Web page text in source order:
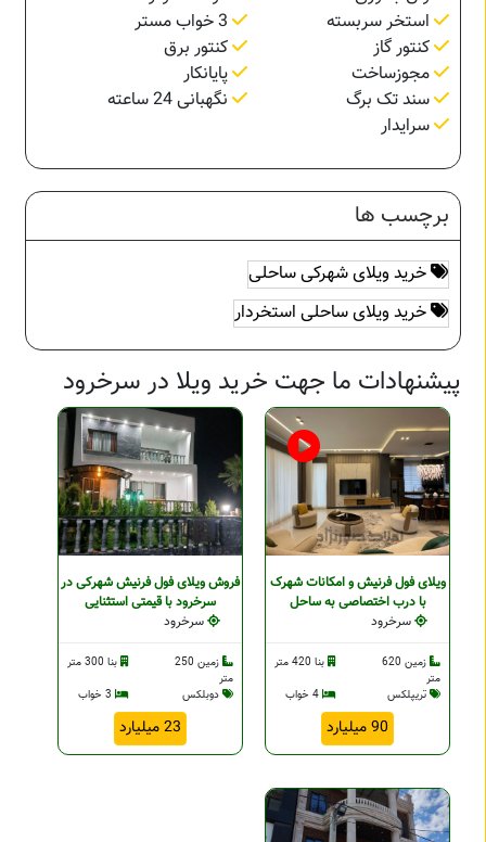
استخر سربسته
کنتور گاز
کنتور برق
مجوزساخت
پایانکار
سند تک برگ
نگهبانی 24 ساعته
سرایدار
برچسب ها
خرید ویلای شهرکی ساحلی
خرید ویلای ساحلی استخردار
پیشنهادات ما جهت خرید ویلا در سرخرود
ویلای فول فرنیش و امکانات شهرک
با درب اختصاصی به ساحل
سرخرود
زمین 620
متر
بنا 420 متر
تریپلکس
4 خواب
90 میلیارد
فروش ویلای فول فرنیش شهرکی در
سرخرود با قیمتی استثنایی
سرخرود
زمین 250
متر
بنا 300 متر
دوبلکس
23 میلیارد